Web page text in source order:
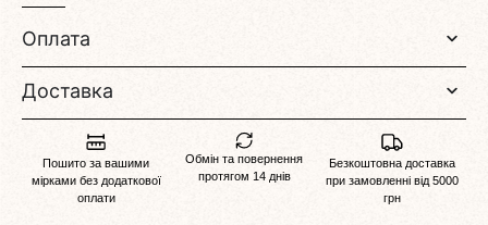
Оплата
Доставка
Пошито за вашими
мірками без додаткової
оплати
Обмін та повернення
протягом 14 днів
Безкоштовна доставка
при замовленні від 5000
грн